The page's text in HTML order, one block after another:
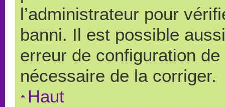
l’administrateur pour
banni. Il est possible
erreur de configuration
nécessaire de la corriger.
Haut